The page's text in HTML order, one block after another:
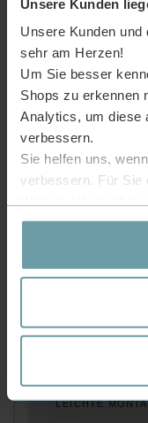
Unsere Kunden
Unsere Kunden
sehr am Herzen!
Um Sie besser
Shops zu erkennen
Analytics, um diese
verbessern.
Sie helfen uns,
verbessern. Für Sie
ist während
Falls sich einmal,nach längerem
Benutzen,Schmutz im Perlator
fließendem Wasser abspülen.
Der verwendete Ventilkern wird aus
hohe Lebensdauer,damit Sie lange
Produkt haben.
Ventilkern aus
LEICHTE